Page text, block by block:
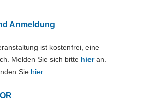
Anmeldung
ist kostenfrei, eine
Melden Sie sich bitte hier an.
Sie hier.